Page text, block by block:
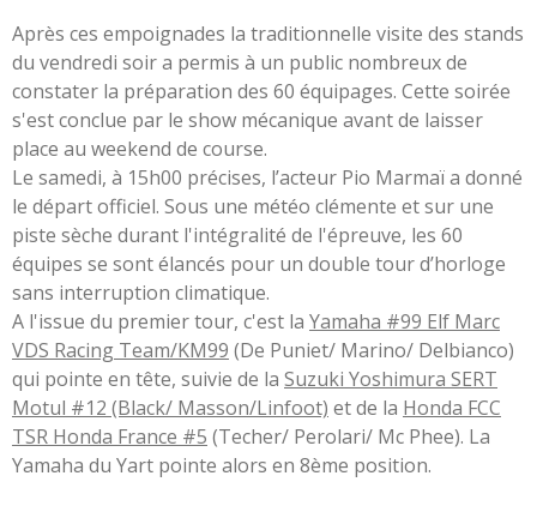
Après ces empoignades la traditionnelle visite des stands
du vendredi soir a permis à un public nombreux de
constater la préparation des 60 équipages. Cette soirée
s'est conclue par le show mécanique avant de laisser
place au weekend de course.
Le samedi, à 15h00 précises, l’acteur Pio Marmaï a donné
le départ officiel. Sous une météo clémente et sur une
piste sèche durant l'intégralité de l'épreuve, les 60
équipes se sont élancés pour un double tour d’horloge
sans interruption climatique.
A l'issue du premier tour, c'est la Yamaha #99 Elf Marc
VDS Racing Team/KM99 (De Puniet/ Marino/ Delbianco)
qui pointe en tête, suivie de la Suzuki Yoshimura SERT
Motul #12 (Black/ Masson/Linfoot) et de la Honda FCC
TSR Honda France #5 (Techer/ Perolari/ Mc Phee). La
Yamaha du Yart pointe alors en 8ème position.